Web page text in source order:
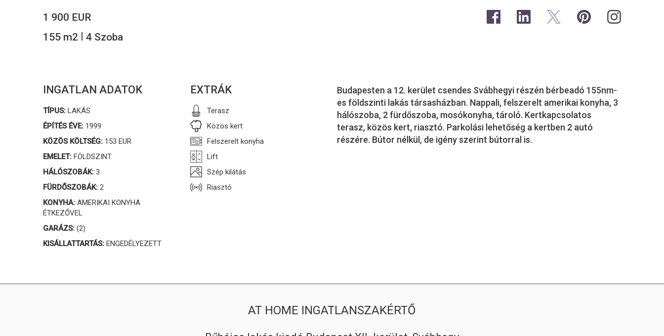
1 900 EUR
155 m2 | 4 Szoba
INGATLAN ADATOK
TÍPUS: LAKÁS
ÉPÍTÉS ÉVE: 1999
KÖZÖS KÖLTSÉG: 153 EUR
EMELET: FÖLDSZINT
HÁLÓSZOBÁK: 3
FÜRDŐSZOBÁK: 2
KONYHA: AMERIKAI KONYHA
ÉTKEZŐVEL
GARÁZS: (2)
KISÁLLATTARTÁS: ENGEDÉLYEZETT
EXTRÁK
Terasz
Közös kert
Felszerelt konyha
Lift
Szép kilátás
Riasztó
Budapesten a 12. kerület csendes Svábhegyi részén bérbeadó 155nm-
es földszinti lakás társasházban. Nappali, felszerelt amerikai konyha, 3
hálószoba, 2 fürdőszoba, mosókonyha, tároló. Kertkapcsolatos
terasz, közös kert, riasztó. Parkolási lehetőség a kertben 2 autó
részére. Bútor nélkül, de igény szerint bútorral is.
AT HOME INGATLANSZAKÉRTŐ